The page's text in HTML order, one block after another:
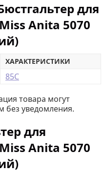
для
Anita 5070
ХАРАКТЕРИСТИКИ
85С
товара могут
без уведомления.
для
Anita 5070